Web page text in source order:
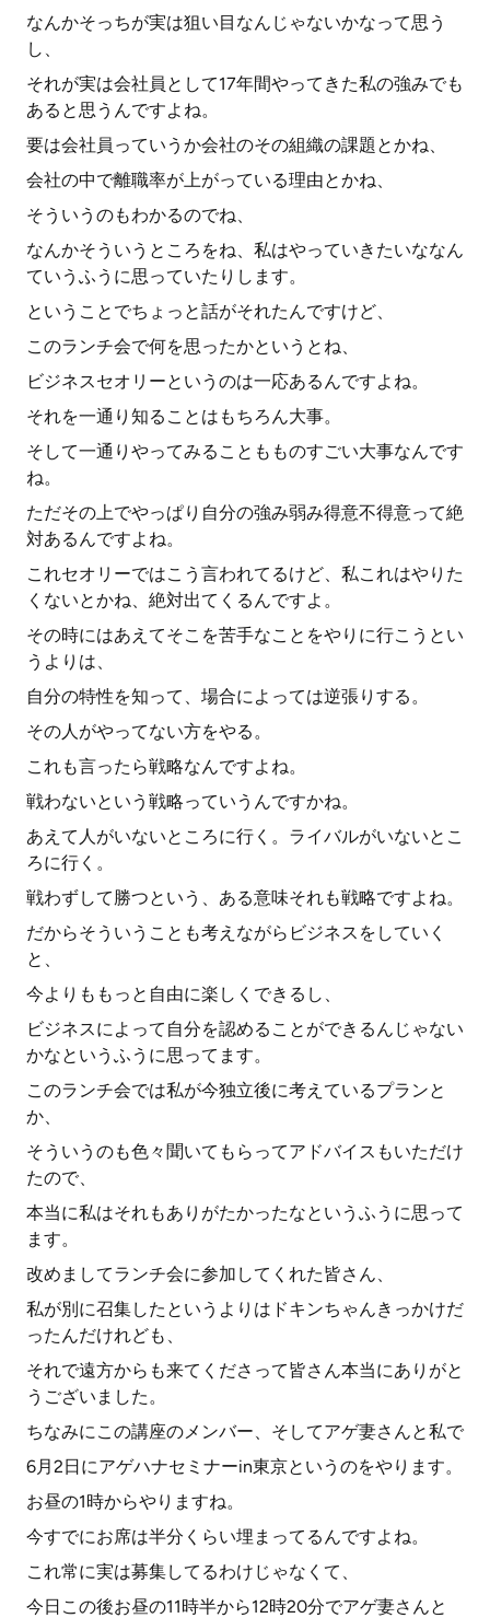
なんかそっちが実は狙い目なんじゃないかなって思う
し、
それが実は会社員として17年間やってきた私の強みでも
あると思うんですよね。
要は会社員っていうか会社のその組織の課題とかね、
会社の中で離職率が上がっている理由とかね、
そういうのもわかるのでね、
なんかそういうところをね、私はやっていきたいななん
ていうふうに思っていたりします。
ということでちょっと話がそれたんですけど、
このランチ会で何を思ったかというとね、
ビジネスセオリーというのは一応あるんですよね。
それを一通り知ることはもちろん大事。
そして一通りやってみることもものすごい大事なんです
ね。
ただその上でやっぱり自分の強み弱み得意不得意って絶
対あるんですよね。
これセオリーではこう言われてるけど、私これはやりた
くないとかね、絶対出てくるんですよ。
その時にはあえてそこを苦手なことをやりに行こうとい
うよりは、
自分の特性を知って、場合によっては逆張りする。
その人がやってない方をやる。
これも言ったら戦略なんですよね。
戦わないという戦略っていうんですかね。
あえて人がいないところに行く。ライバルがいないとこ
ろに行く。
戦わずして勝つという、ある意味それも戦略ですよね。
だからそういうことも考えながらビジネスをしていく
と、
今よりももっと自由に楽しくできるし、
ビジネスによって自分を認めることができるんじゃない
かなというふうに思ってます。
このランチ会では私が今独立後に考えているプランと
か、
そういうのも色々聞いてもらってアドバイスもいただけ
たので、
本当に私はそれもありがたかったなというふうに思って
ます。
改めましてランチ会に参加してくれた皆さん、
私が別に召集したというよりはドキンちゃんきっかけだ
ったんだけれども、
それで遠方からも来てくださって皆さん本当にありがと
うございました。
ちなみにこの講座のメンバー、そしてアゲ妻さんと私で
6月2日にアゲハナセミナーin東京というのをやります。
お昼の1時からやりますね。
今すでにお席は半分くらい埋まってるんですよね。
これ常に実は募集してるわけじゃなくて、
今日この後お昼の11時半から12時20分でアゲ妻さんと